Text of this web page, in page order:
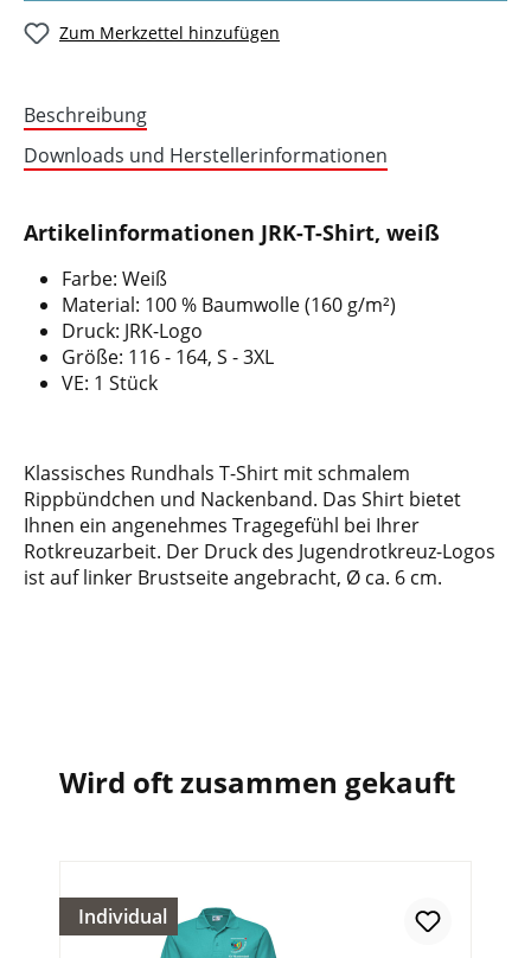
Zum Merkzettel hinzufügen
Beschreibung
Downloads und Herstellerinformationen
Artikelinformationen JRK-T-Shirt, weiß
Farbe: Weiß
Material: 100 % Baumwolle (160 g/m²)
Druck: JRK-Logo
Größe: 116 - 164, S - 3XL
VE: 1 Stück
Klassisches Rundhals T-Shirt mit schmalem
Rippbündchen und Nackenband. Das Shirt bietet
Ihnen ein angenehmes Tragegefühl bei Ihrer
Rotkreuzarbeit. Der Druck des Jugendrotkreuz-Logos
ist auf linker Brustseite angebracht, Ø ca. 6 cm.
Wird oft zusammen gekauft
Individual